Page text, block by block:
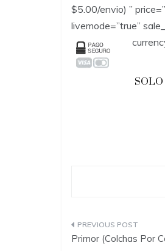
$5.00/envio) ”
livemode=”true”
P
Primor (Colchas Por